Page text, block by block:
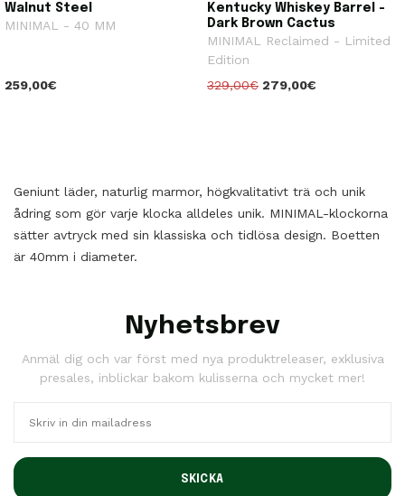
Walnut Steel
MINIMAL - 40 MM
259,00€
Kentucky Whiskey Barrel -
Dark Brown Cactus
MINIMAL Reclaimed - Limited
Edition
329,00€ 279,00€
Geniunt läder, naturlig marmor, högkvalitativt trä och unik
ådring som gör varje klocka alldeles unik. MINIMAL-klockorna
sätter avtryck med sin klassiska och tidlösa design. Boetten
är 40mm i diameter.
Nyhetsbrev
Anmäl dig och var först med nya produktreleaser, exklusiva
presales, inblickar bakom kulisserna och mycket mer!
SKICKA